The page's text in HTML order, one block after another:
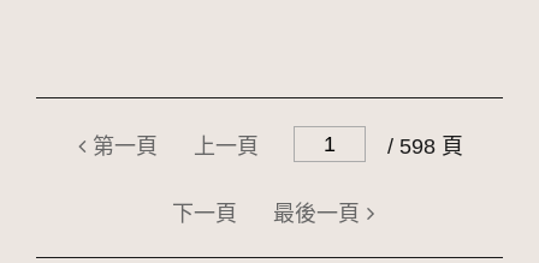
第一頁 上一頁 / 598 頁
下一頁 最後一頁